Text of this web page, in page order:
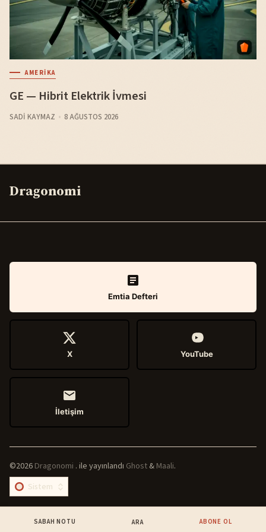
AMERIKA
GE — Hibrit Elektrik İvmesi
SADI KAYMAZ 8 AĞUSTOS 2026
Dragonomi
Emtia Defteri
X YouTube
İletişim
©2026Dragonomi .ile yayınlandı Ghost&Maali.
SABAH NOTU ARA ABONE OL